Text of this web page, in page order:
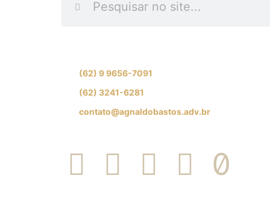
(62) 9 9656-7091
(62) 3241-6281
contato@agnaldobastos.adv.br